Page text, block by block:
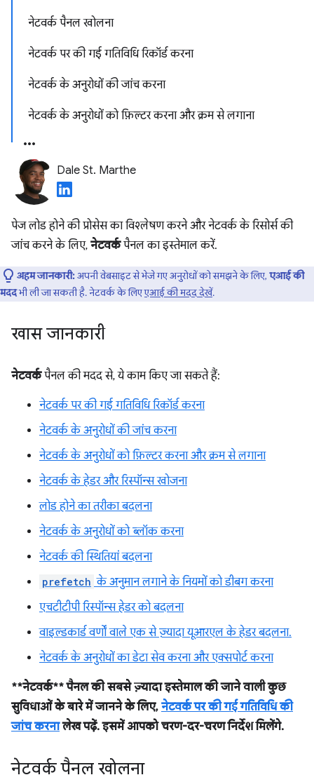
नेटवर्क पैनल खोलना
नेटवर्क पर की गई गतिविधि रिकॉर्ड करना
नेटवर्क के अनुरोधों की जांच करना
नेटवर्क के अनुरोधों को फ़िल्टर करना और क्रम से लगाना
Dale St. Marthe
पेज लोड होने की प्रोसेस का विश्लेषण करने और नेटवर्क के रिसोर्स की
जांच करने के लिए, नेटवर्कपैनल का इस्तेमाल करें.
अहम जानकारी:अपनी वेबसाइट से भेजे गए अनुरोधों को समझने के लिए, एआई की
मददभी ली जा सकती है. नेटवर्क के लिएएआई की मदद देखें.
खास जानकारी
नेटवर्कपैनल की मदद से, ये काम किए जा सकते हैं:
नेटवर्क पर की गई गतिविधि रिकॉर्ड करना
नेटवर्क के अनुरोधों की जांच करना
नेटवर्क के अनुरोधों को फ़िल्टर करना और क्रम से लगाना
नेटवर्क के हेडर और रिस्पॉन्स खोजना
लोड होने का तरीका बदलना
नेटवर्क के अनुरोधों को ब्लॉक करना
नेटवर्क की स्थितियां बदलना
prefetch के अनुमान लगाने के नियमों को डीबग करना
एचटीटीपी रिस्पॉन्स हेडर को बदलना
वाइल्डकार्ड वर्णों वाले एक से ज़्यादा यूआरएल के हेडर बदलना.
नेटवर्क के अनुरोधों का डेटा सेव करना और एक्सपोर्ट करना
**नेटवर्क** पैनल की सबसे ज़्यादा इस्तेमाल की जाने वाली कुछ
सुविधाओं के बारे में जानने के लिए, नेटवर्क पर की गई गतिविधि की
जांच करनालेख पढ़ें. इसमें आपको चरण-दर-चरण निर्देश मिलेंगे.
नेटवर्क पैनल खोलना